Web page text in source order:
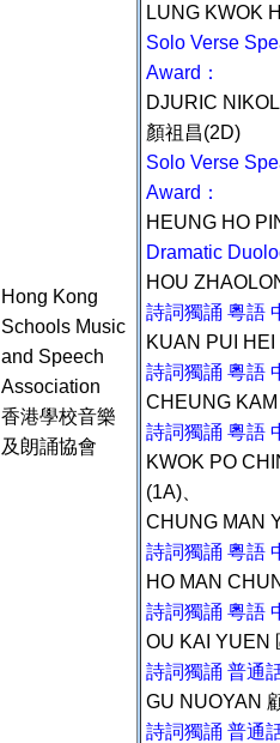
Hong Kong
Schools Music
and Speech
Association
香港學校音樂
及朗誦協會
LUNG KWOK
Solo Verse
Award：
DJURIC
顏祖昌(2D)
Solo Verse
Award：
HEUNG HO
Dramatic
HOU
詩詞獨誦 粵語
KUAN PUI
詩詞獨誦 粵語
CHEUNG
詩詞獨誦 粵語
KWOK PO
(1A)、
CHUNG MAN
詩詞獨誦 粵語
HO MAN
詩詞獨誦 粵語
OU KAI YUEN
詩詞獨誦 普通
GU NUOYAN
詩詞獨誦 普通